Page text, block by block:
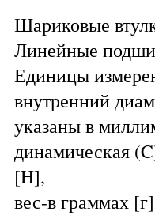
Шариковые
Линейные
Единицы
внутренний
указаны в
динамическая
[H],
вес-в граммах [г]